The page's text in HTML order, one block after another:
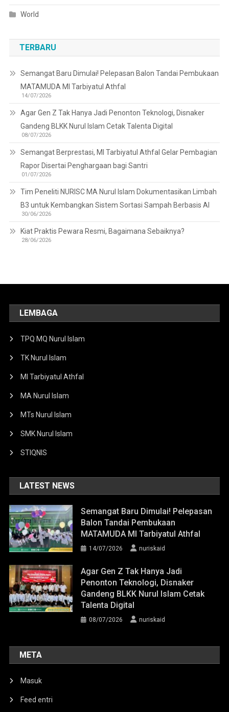
World
TERBARU
Semangat Baru Dimulai! Pelepasan Balon Tandai Pembukaan
MATAMUDA MI Tarbiyatul Athfal
14/07/2026
Agar Gen Z Tak Hanya Jadi Penonton Teknologi, Disnaker
Gandeng BLKK Nurul Islam Cetak Talenta Digital
08/07/2026
Semangat Berprestasi, MI Tarbiyatul Athfal Gelar Pembagian
Rapor Disertai Penghargaan bagi Santri
01/07/2026
Tim Peneliti NURISC MA Nurul Islam Dokumentasikan Limbah
B3 untuk Kembangkan Sistem Sortasi Sampah Berbasis AI
30/06/2026
Kiat Praktis Pewara Resmi, Bagaimana Sebaiknya?
28/06/2026
LEMBAGA
TPQ MQ Nurul Islam
TK Nurul Islam
MI Tarbiyatul Athfal
MA Nurul Islam
MTs Nurul Islam
SMK Nurul Islam
STIQNIS
LATEST NEWS
Semangat Baru Dimulai! Pelepasan
Balon Tandai Pembukaan
MATAMUDA MI Tarbiyatul Athfal
14/07/2026 nuriskaid
Agar Gen Z Tak Hanya Jadi
Penonton Teknologi, Disnaker
Gandeng BLKK Nurul Islam Cetak
Talenta Digital
08/07/2026 nuriskaid
META
Masuk
Feed entri